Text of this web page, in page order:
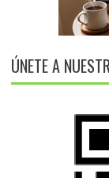
ÚNETE A